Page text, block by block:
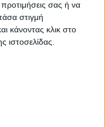
σας ή να
στιγμή
κάνοντας κλικ στο
και κομψό design